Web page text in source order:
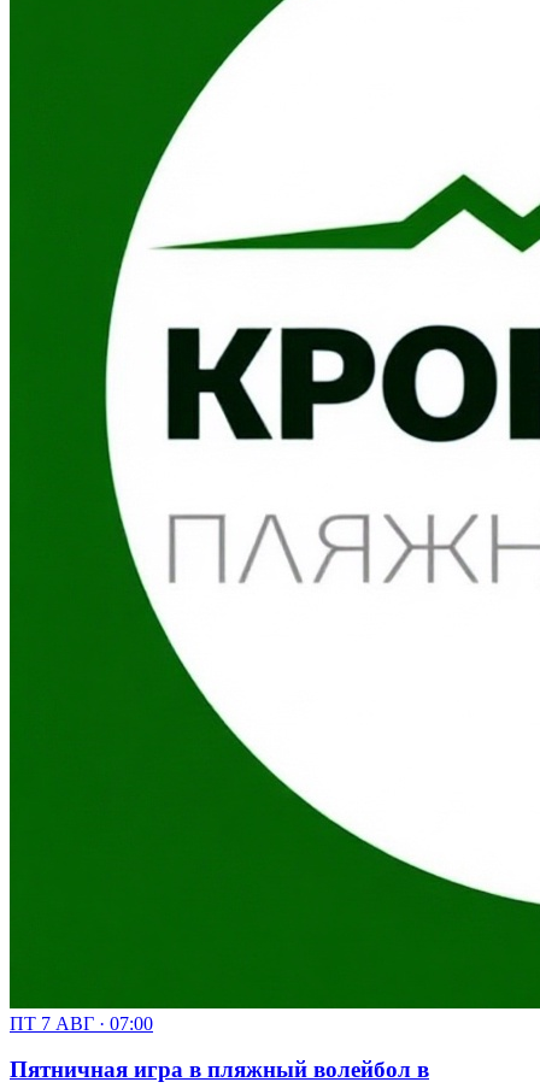
ПТ 7 АВГ · 07:00
Пятничная игра в пляжный волейбол в